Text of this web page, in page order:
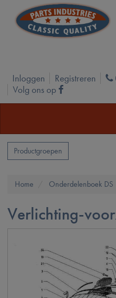
Inloggen Registreren
Volg ons op
Facebook
Productgroepen
Home Onderdelenboek DS
Verlichting-